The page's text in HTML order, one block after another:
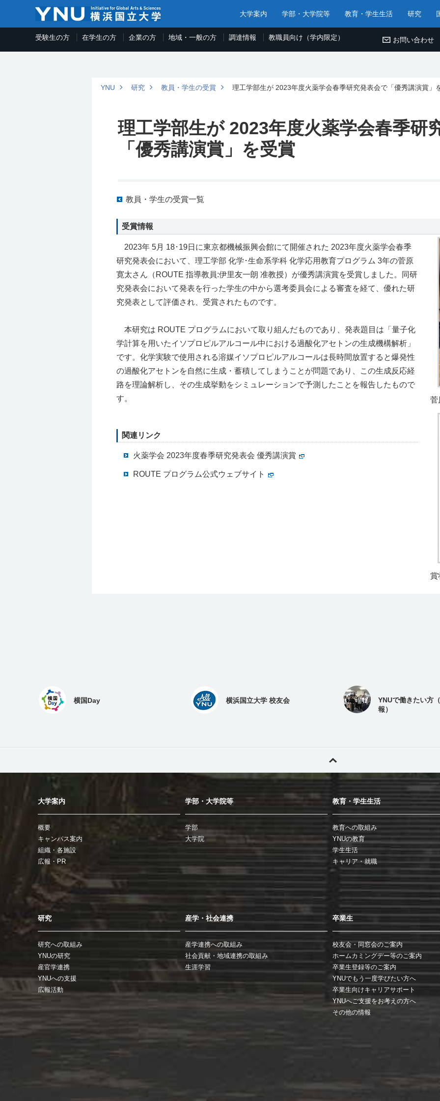
大学案内 学部・大学院等 教育・学生生活 研究
受験生の方 在学生の方 企業の方 地域・一般の方 調達情報 教職員向け（学内限定） お問い合わせ
YNU 研究 教員・学生の受賞 理工学部生が 2023年度火薬学会春季研究発表会で「優秀講演賞」
理工学部生が 2023年度火薬学会春季研
「優秀講演賞」を受賞
教員・学生の受賞一覧
受賞情報
菅
賞
2023年 5月 18･19日に東京都機械振興会館にて開催された 2023年度火薬学会春季
研究発表会において、理工学部 化学･生命系学科 化学応用教育プログラム 3年の菅原
寛太さん（ROUTE 指導教員:伊里友一朗 准教授）が優秀講演賞を受賞しました。同研
究発表会において発表を行った学生の中から選考委員会による審査を経て、優れた研
究発表として評価され、受賞されたものです。
本研究は ROUTE プログラムにおいて取り組んだものであり、発表題目は「量子化
学計算を用いたイソプロピルアルコール中における過酸化アセトンの生成機構解析」
です。化学実験で使用される溶媒イソプロピルアルコールは長時間放置すると爆発性
の過酸化アセトンを自然に生成・蓄積してしまうことが問題であり、この生成反応経
路を理論解析し、その生成挙動をシミュレーションで予測したことを報告したもので
す。
関連リンク
火薬学会 2023年度春季研究発表会 優秀講演賞
ROUTE プログラム公式ウェブサイト
横国Day 横浜国立大学 校友会
YNUで働きたい方
報）
大学案内
概要
キャンパス案内
組織・各施設
広報・PR
学部・大学院等
学部
大学院
教育・学生生活
教育への取組み
YNUの教育
学生生活
キャリア・就職
研究
研究への取組み
YNUの研究
産官学連携
YNUへの支援
広報活動
産学・社会連携
産学連携への取組み
社会貢献・地域連携の取組み
生涯学習
卒業生
校友会・同窓会のご案内
ホームカミングデー等のご案内
卒業生登録等のご案内
YNUでもう一度学びたい方へ
卒業生向けキャリアサポート
YNUへご支援をお考えの方へ
その他の情報